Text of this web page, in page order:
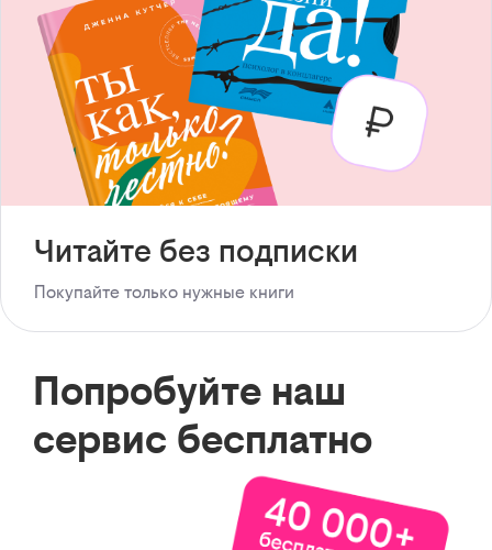
Читайте без подписки
Покупайте только нужные книги
Попробуйте наш
сервис бесплатно